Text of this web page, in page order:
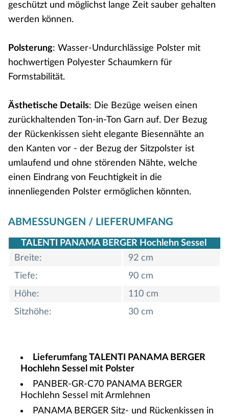
geschützt und möglichst lange Zeit sauber gehalten
werden können.
Polsterung: Wasser-Undurchlässige Polster mit
hochwertigen Polyester Schaumkern für
Formstabilität.
Ästhetische Details: Die Bezüge weisen einen
zurückhaltenden Ton-in-Ton Garn auf. Der Bezug
der Rückenkissen sieht elegante Biesennähte an
den Kanten vor - der Bezug der Sitzpolster ist
umlaufend und ohne störenden Nähte, welche
einen Eindrang von Feuchtigkeit in die
innenliegenden Polster ermöglichen könnten.
ABMESSUNGEN / LIEFERUMFANG
TALENTI PANAMA BERGER Hochlehn Sessel
Breite:
92 cm
Tiefe:
90 cm
Höhe:
110 cm
Sitzhöhe:
30 cm
Lieferumfang TALENTI PANAMA BERGER
Hochlehn Sessel mit Polster
PANBER-GR-C70 PANAMA BERGER
Hochlehn Sessel mit Armlehnen
PANAMA BERGER Sitz- und Rückenkissen in